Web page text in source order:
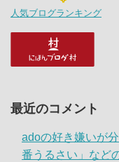
人気ブログランキング
最近のコメント
adoの好き嫌いが
番うるさい」など